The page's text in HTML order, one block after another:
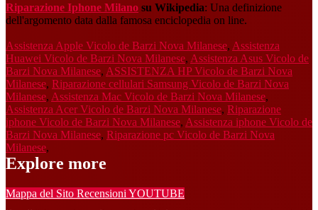
Riparazione Iphone Milano su Wikipedia: Una definizione
dell'argomento data dalla famosa enciclopedia on line.
Assistenza Apple Vicolo de Barzi Nova Milanese, Assistenza
Huawei Vicolo de Barzi Nova Milanese, Assistenza Asus Vicolo de
Barzi Nova Milanese, ASSISTENZA HP Vicolo de Barzi Nova
Milanese, Riparazione cellulari Samsung Vicolo de Barzi Nova
Milanese, Assistenza Mac Vicolo de Barzi Nova Milanese,
Assistenza Acer Vicolo de Barzi Nova Milanese, Riparazione
iphone Vicolo de Barzi Nova Milanese, Assistenza iphone Vicolo de
Barzi Nova Milanese, Riparazione pc Vicolo de Barzi Nova
Milanese,
Explore more
Mappa del Sito Recensioni YOUTUBE